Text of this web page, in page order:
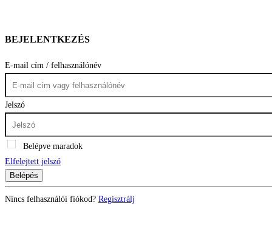
BEJELENTKEZÉS
E-mail cím / felhasználónév
Jelszó
Belépve maradok
Elfelejtett jelszó
Belépés
Nincs felhasználói fiókod? Regisztrálj